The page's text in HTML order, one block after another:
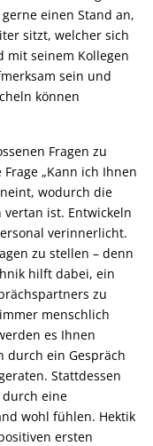
einen Stand an,
sitzt, welcher sich
mit seinem Kollegen
sein und
können
Fragen zu
„Kann ich Ihnen
wodurch die
vertan ist. Entwickeln
verinnerlicht.
zu stellen – denn
hilft dabei, ein
zu
menschlich
es Ihnen
durch ein Gespräch
Stattdessen
durch eine
wohl fühlen. Hektik
ersten